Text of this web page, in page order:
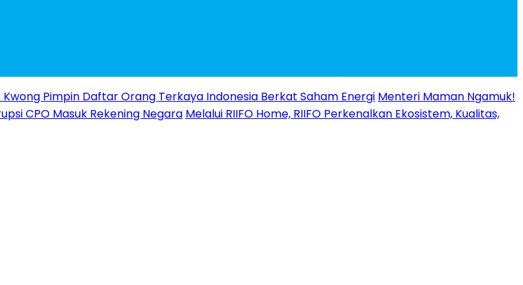
Kwong Pimpin Daftar Orang Terkaya Indonesia Berkat Saham Energi Menteri Maman Ngamuk!
CPO Masuk Rekening Negara Melalui RIIFO Home, RIIFO Perkenalkan Ekosistem, Kualitas,